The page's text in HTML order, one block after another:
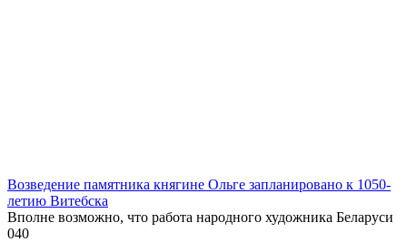
Возведение памятника княгине Ольге запланировано к 1050-
летию Витебска
Вполне возможно, что работа народного художника Беларуси
040